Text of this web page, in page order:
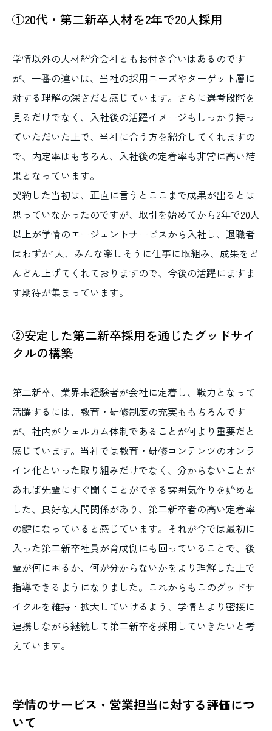
①20代・第二新卒人材を2年で20人採用
学情以外の人材紹介会社ともお付き合いはあるのです
が、一番の違いは、当社の採用ニーズやターゲット層に
対する理解の深さだと感じています。さらに選考段階を
見るだけでなく、入社後の活躍イメージもしっかり持っ
ていただいた上で、当社に合う方を紹介してくれますの
で、内定率はもちろん、入社後の定着率も非常に高い結
果となっています。
契約した当初は、正直に言うとここまで成果が出るとは
思っていなかったのですが、取引を始めてから2年で20人
以上が学情のエージェントサービスから入社し、退職者
はわずか1人、みんな楽しそうに仕事に取組み、成果をど
んどん上げてくれておりますので、今後の活躍にますま
す期待が集まっています。
②安定した第二新卒採用を通じたグッドサイ
クルの構築
第二新卒、業界未経験者が会社に定着し、戦力となって
活躍するには、教育・研修制度の充実ももちろんです
が、社内がウェルカム体制であることが何より重要だと
感じています。当社では教育・研修コンテンツのオンラ
イン化といった取り組みだけでなく、分からないことが
あれば先輩にすぐ聞くことができる雰囲気作りを始めと
した、良好な人間関係があり、第二新卒者の高い定着率
の鍵になっていると感じています。それが今では最初に
入った第二新卒社員が育成側にも回っていることで、後
輩が何に困るか、何が分からないかをより理解した上で
指導できるようになりました。これからもこのグッドサ
イクルを維持・拡大していけるよう、学情とより密接に
連携しながら継続して第二新卒を採用していきたいと考
えています。
学情のサービス・営業担当に対する評価につ
いて